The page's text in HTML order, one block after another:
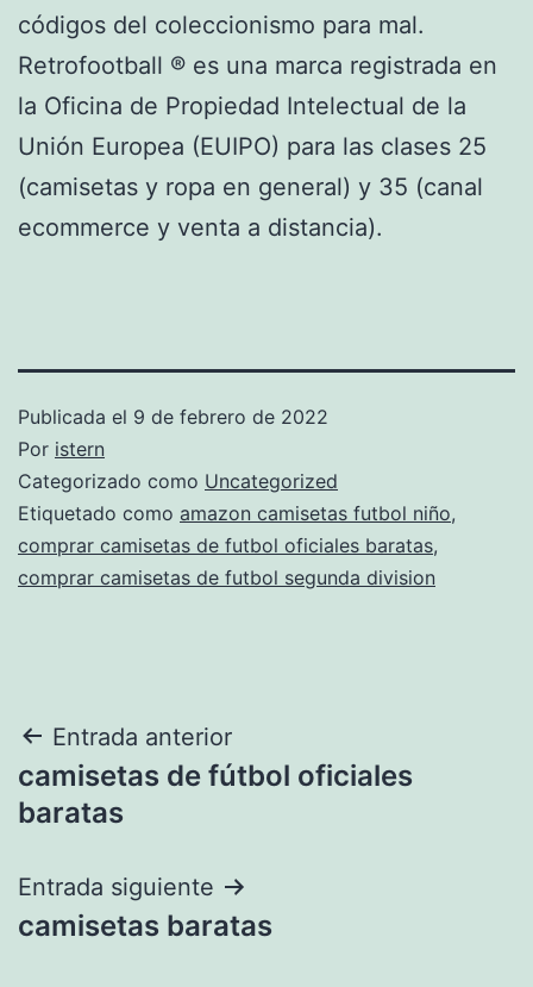
códigos del coleccionismo para mal.
Retrofootball ® es una marca registrada en
la Oficina de Propiedad Intelectual de la
Unión Europea (EUIPO) para las clases 25
(camisetas y ropa en general) y 35 (canal
ecommerce y venta a distancia).
Publicada el 9 de febrero de 2022
Por istern
Categorizado como Uncategorized
Etiquetado como amazon camisetas futbol niño,
comprar camisetas de futbol oficiales baratas,
comprar camisetas de futbol segunda division
Navegación
de
Entrada anterior
camisetas de fútbol oficiales
baratas
Entrada siguiente
camisetas baratas